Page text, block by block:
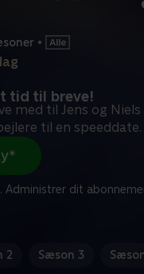
•
tid til breve!
med til Jens og
til en speeddate.
Administrer dit
2 Sæson 3